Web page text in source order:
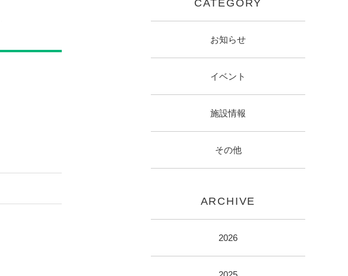
CATEGORY
お知らせ
イベント
施設情報
その他
ARCHIVE
2026